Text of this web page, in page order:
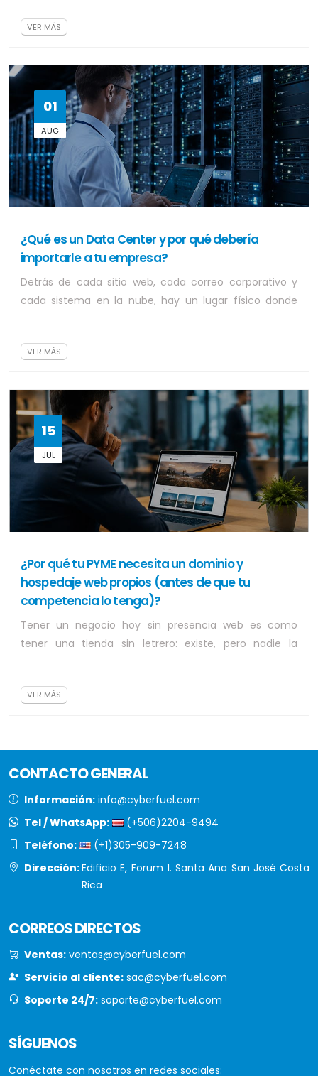
VER MÁS
01
AUG
¿Qué es un Data Center y por qué debería
importarle a tu empresa?
Detrás de cada sitio web, cada correo corporativo y
cada sistema en la nube, hay un lugar físico donde
VER MÁS
15
JUL
¿Por qué tu PYME necesita un dominio y
hospedaje web propios (antes de que tu
competencia lo tenga)?
Tener un negocio hoy sin presencia web es como
tener una tienda sin letrero: existe, pero nadie la
VER MÁS
CONTACTO GENERAL
Información: info@cyberfuel.com
Tel / WhatsApp:
(+506)2204-9494
Teléfono:
(+1)305-909-7248
Dirección:Edificio E, Forum 1. Santa Ana San José Costa
Rica
CORREOS DIRECTOS
Ventas: ventas@cyberfuel.com
Servicio al cliente: sac@cyberfuel.com
Soporte 24/7: soporte@cyberfuel.com
SÍGUENOS
Conéctate con nosotros en redes sociales: